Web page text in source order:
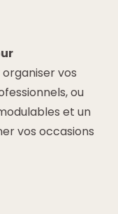
vos
ou
et un
vos occasions